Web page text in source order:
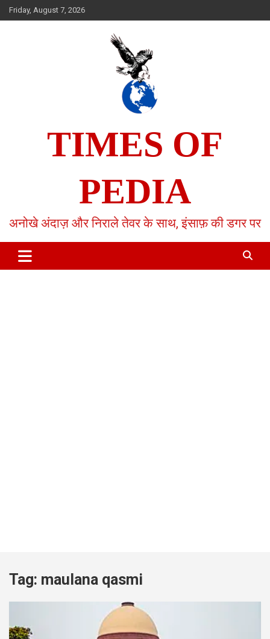
Skip
to
Friday, August 7, 2026
TIMES OF
PEDIA
अनोखे अंदाज़ और निराले तेवर के साथ, इंसाफ़ की डगर पर
Tag: maulana qasmi